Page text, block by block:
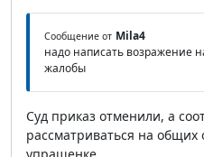
Сообщение от Mila4
надо написать возражение
жалобы
Суд приказ отменили, а
рассматриваться на общих